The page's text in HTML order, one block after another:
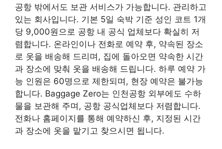
공항 밖에서도 보관 서비스가 가능합니다. 관리하고
있는 회사입니다. 기본 5일 숙박 기준 성인 코트 1개
당 9,000원으로 공항 내 공식 업체보다 확실히 저
렴합니다. 온라인이나 전화로 예약 후, 약속된 장소
로 옷을 배송해 드리며, 집에 돌아오면 약속한 시간
과 장소에 맞춰 옷을 배송해 드립니다. 하루 예약 가
능 인원은 60명으로 제한되며, 현장 예약은 불가능
합니다. Baggage Zero는 인천공항 외부에도 수하
물을 보관해 주며, 공항 공식업체보다 저렴합니다.
전화나 홈페이지를 통해 예약하신 후, 지정된 시간
과 장소에 옷을 맡기고 찾으시면 됩니다.